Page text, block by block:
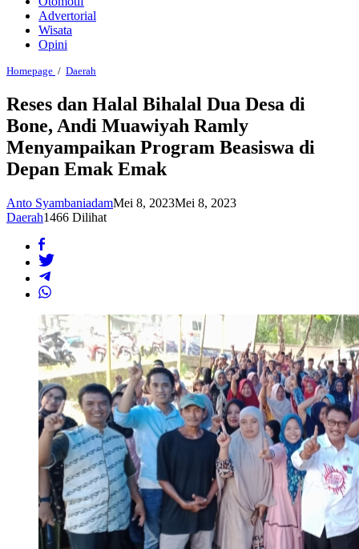
Advertorial
Wisata
Opini
Homepage / Daerah
Halal
Bihalal
Dua
Desa
di
Bone,
Andi
Ramly
Menyampaikan
Program
Reses dan Halal Bihalal Dua Desa di
Bone, Andi Muawiyah Ramly
Menyampaikan Program Beasiswa di
Depan Emak Emak
Anto SyambaniadamMei 8, 2023Mei 8, 2023
Daerah1466 Dilihat